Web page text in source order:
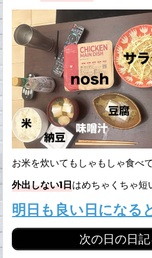
お米を炊いてもしゃもしゃ食べて
外出しない1日はめちゃくちゃ短
明日も良い日になる
次の日の日